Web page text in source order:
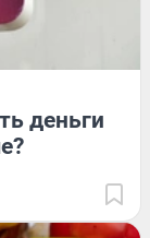
деньги